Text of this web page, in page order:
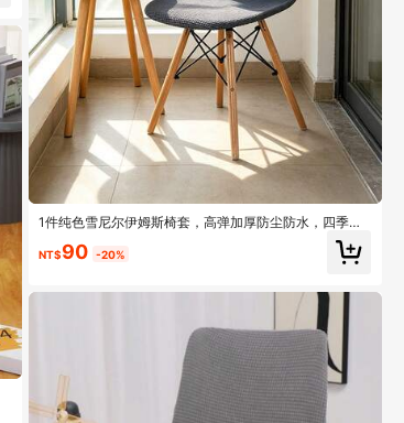
1件纯色雪尼尔伊姆斯椅套，高弹加厚防尘防水，四季皆
NT$90 -20%